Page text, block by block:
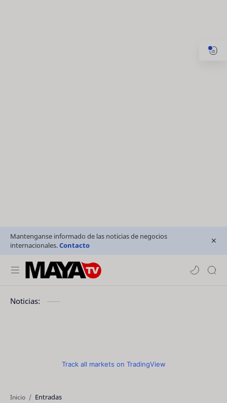
Mantenganse informado de las noticias de negocios
internacionales.Contacto
Noticias:
Track all markets on TradingView
Inicio Entradas